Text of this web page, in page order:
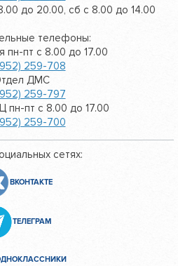
до 20.00, сб с 8.00 до 14.00
телефоны:
пн-пт с 8.00 до 17.00
259-708
ДМС
259-797
пн-пт с 8.00 до 17.00
259-700
сетях:
ВКОНТАКТЕ
ТЕЛЕГРАМ